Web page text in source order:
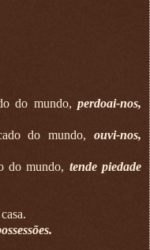
do mundo, perdoai-nos,
do mundo, ouvi-nos,
do mundo, tende piedade